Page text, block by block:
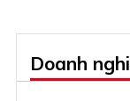
Doanh